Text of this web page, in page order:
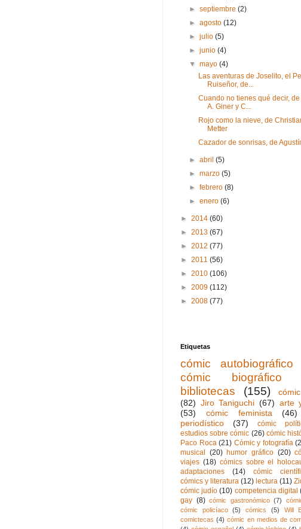
►septiembre(2)
►agosto(12)
►julio(5)
►junio(4)
▼mayo(4)
Las aventuras de Joselito, el
Ruiseñor, de...
Cuando no tienes qué decir, de
A. Giner y C...
Rojo como la nieve, de
Metter
Cazador de sonrisas, de
►abril(5)
►marzo(5)
►febrero(8)
►enero(6)
► 2014 (60)
► 2013 (67)
► 2012 (77)
► 2011 (56)
► 2010 (106)
► 2009 (112)
► 2008 (77)
Etiquetas
cómic autobiográfico
cómic biográfico
bibliotecas
(155)
(82) Jiro Taniguchi (67) arte
(53)
cómic feminista (46)
periodístico
(37) cómic
estudios sobre cómic (26) cómic
Paco Roca (21) Cómic y fotografía
musical
(20) humor gráfico (20)
viajes (18) cómics sobre el
adaptaciones
(14) cómic
cómics y literatura (12) lectura (11)
cómic judío (10) competencia digital
gay (8) cómic gastronómico (7)
cómic policíaco
(5) cómics (5) Will
comictecas (4) cómic en medios de